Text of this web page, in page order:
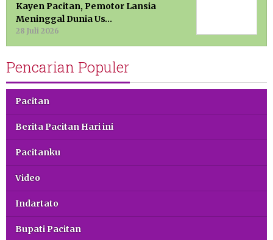
Kayen Pacitan, Pemotor Lansia
Meninggal Dunia Us…
28 Juli 2026
Pencarian Populer
Pacitan
Berita Pacitan Hari ini
Pacitanku
Video
Indartato
Bupati Pacitan